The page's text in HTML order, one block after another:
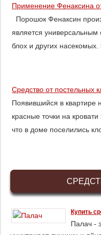
Применение Фенаксина
Порошок Фенаксин
является универсальным
блох и других насекомых.
Средство от постельных
Появившийся в квартире
красные точки на
что в доме поселились
Купить
Палач -